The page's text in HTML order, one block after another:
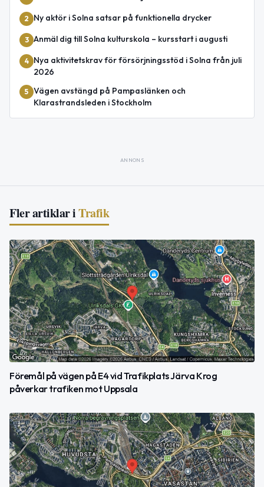
2 Ny aktör i Solna satsar på funktionella drycker
3 Anmäl dig till Solna kulturskola – kursstart i augusti
4
Nya aktivitetskrav för försörjningsstöd i Solna från juli
2026
5 Vägen avstängd på Pampaslänken och
Klarastrandsleden i Stockholm
ANNONS
Fler artiklar iTrafik
Föremål på vägen på E4 vid Trafikplats Järva Krog
påverkar trafiken mot Uppsala